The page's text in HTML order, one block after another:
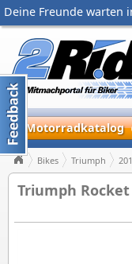
Deine Freunde warten
Motorradkatalog
Bikes Triumph
Triumph